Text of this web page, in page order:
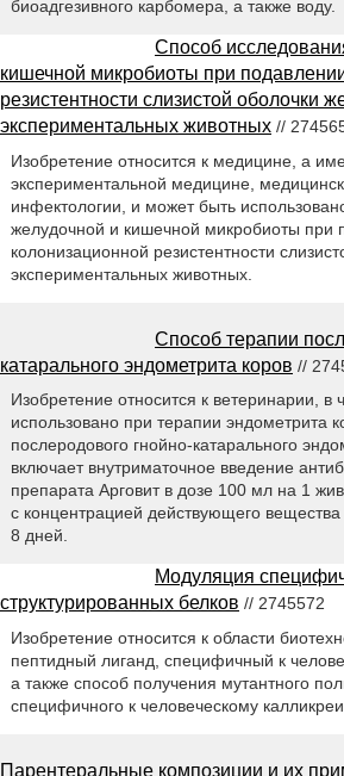
биоадгезивного карбомера, а также воду.
Способ
кишечной микробиоты при
резистентности слизистой оболочки
экспериментальных животных //
Изобретение относится к медицине, а
экспериментальной медицине,
инфектологии, и может быть
желудочной и кишечной микробиоты при
колонизационной резистентности
экспериментальных животных.
Способ терапии
катарального эндометрита коров //
Изобретение относится к ветеринарии, в
использовано при терапии эндометрита
послеродового гнойно-катарального
включает внутриматочное введение
препарата Арговит в дозе 100 мл на 1
с концентрацией действующего
8 дней.
Модуляция
структурированных белков // 2745572
Изобретение относится к области
пептидный лиганд, специфичный к
а также способ получения мутантного
специфичного к человеческому
Парентеральные композиции и их